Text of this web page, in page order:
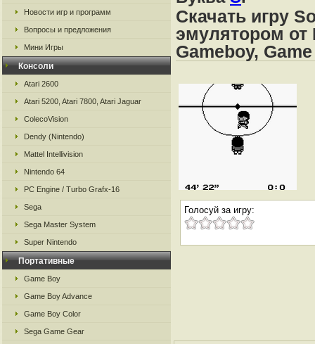
Новости игр и программ
Вопросы и предложения
Мини Игры
Консоли
Atari 2600
Atari 5200, Atari 7800, Atari Jaguar
ColecoVision
Dendy (Nintendo)
Mattel Intellivision
Nintendo 64
PC Engine / Turbo Grafx-16
Sega
Sega Master System
Super Nintendo
Портативные
Game Boy
Game Boy Advance
Game Boy Color
Sega Game Gear
Скачать игру
эмулятором от
Gameboy,
Голосуй за игру: